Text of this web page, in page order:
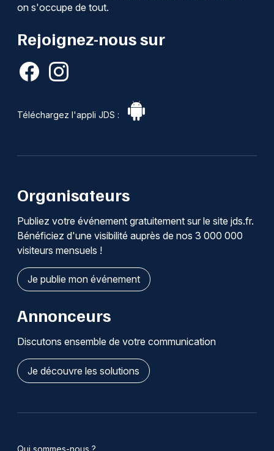
on s'occupe de tout.
Rejoignez-nous sur
Téléchargez l'appli JDS :
Organisateurs
Publiez votre événement gratuitement sur le site jds.fr.
Bénéficiez d'une visibilité auprès de nos 3 000 000
visiteurs mensuels !
Je publie mon événement
Annonceurs
Discutons ensemble de votre communication
Je découvre les solutions
Qui sommes-nous ?